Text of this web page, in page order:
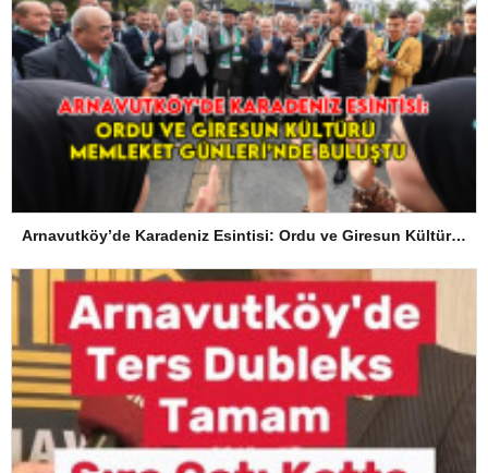
Arnavutköy’de Karadeniz Esintisi: Ordu ve Giresun Kültürü Memleket Günleri’nde Buluştu